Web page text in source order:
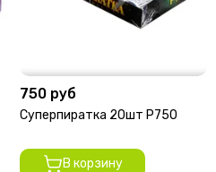
750 руб
Суперпиратка 20шт Р750
В корзину